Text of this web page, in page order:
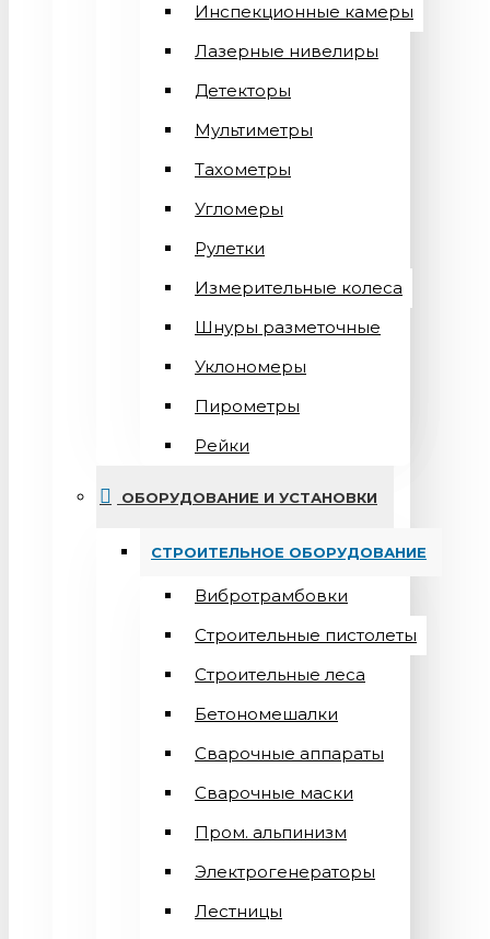
Инспекционные камеры
Лазерные нивелиры
Детекторы
Мультиметры
Тахометры
Угломеры
Рулетки
Измерительные колеса
Шнуры разметочные
Уклономеры
Пирометры
Рейки
ОБОРУДОВАНИЕ И УСТАНОВКИ
СТРОИТЕЛЬНОЕ ОБОРУДОВАНИЕ
Вибротрамбовки
Строительные пистолеты
Строительные леса
Бетономешалки
Сварочные аппараты
Cварочные маски
Пром. альпинизм
Электрогенераторы
Лестницы